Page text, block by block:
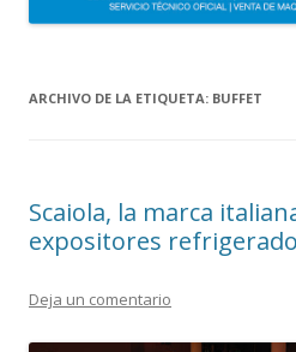
ARCHIVO DE LA ETIQUETA: BUFFET
Scaiola, la marca
expositores
Deja un comentario